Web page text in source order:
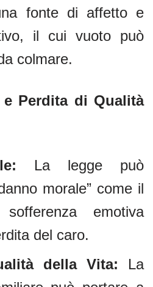
fonte di affetto e
il cui vuoto può
colmare.
Perdita di Qualità
La legge può
morale” come il
emotiva
del caro.
della Vita: La